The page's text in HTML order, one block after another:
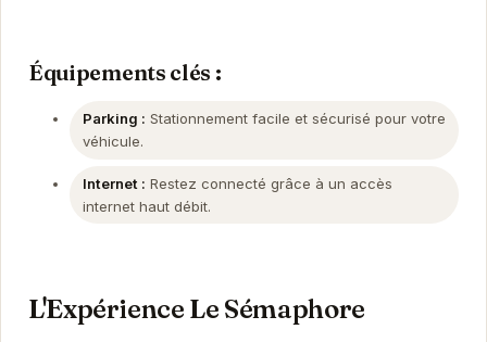
Équipements clés :
Parking : Stationnement facile et sécurisé pour votre
véhicule.
Internet : Restez connecté grâce à un accès
internet haut débit.
L'Expérience Le Sémaphore